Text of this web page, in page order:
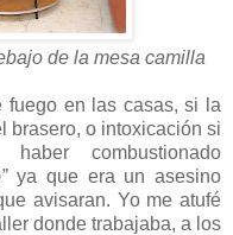
de la mesa camilla
fuego en las casas, si la
brasero, o intoxicación si
combustionado
ya que era un asesino
avisaran. Yo me atufé
donde trabajaba, a los